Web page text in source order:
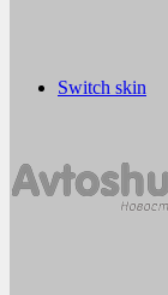
Switch skin